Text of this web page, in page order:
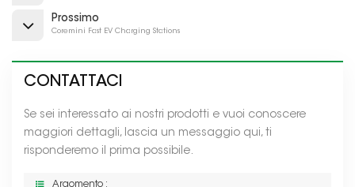
Prossimo
Coremini Fast EV Charging Stations
CONTATTACI
Se sei interessato ai nostri prodotti e vuoi conoscere
maggiori dettagli, lascia un messaggio qui, ti
risponderemo il prima possibile.
Argomento :